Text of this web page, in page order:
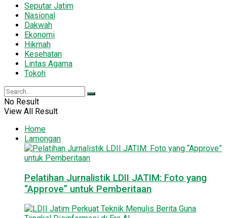
Seputar Jatim
Nasional
Dakwah
Ekonomi
Hikmah
Kesehatan
Lintas Agama
Tokoh
No Result
View All Result
Home
Lamongan
Pelatihan Jurnalistik LDII JATIM: Foto yang
“Approve” untuk Pemberitaan